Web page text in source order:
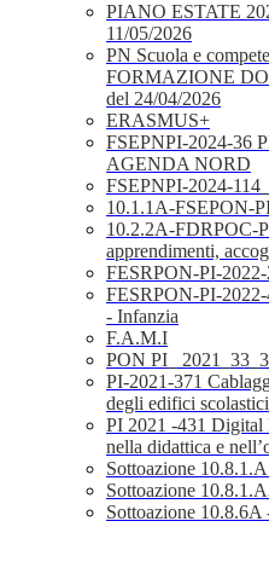
PIANO ESTATE
11/05/2026
PN Scuola e
FORMAZIONE
del 24/04/2026
ERASMUS+
FSEPNPI-2024-36
AGENDA NORD
FSEPNPI-2024-
10.1.1A-FSEPON-
10.2.2A-FDRPOC-
apprendimenti,
FESRPON-PI-
FESRPON-PI-
- Infanzia
F.A.M.I
PON PI_
PI-2021-371
degli edifici scolastici
PI 2021 -431 Digital
nella didattica e
Sottoazione
Sottoazione
Sottoazione